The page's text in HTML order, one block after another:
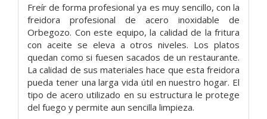
Freír de forma profesional ya es muy sencillo, con la
freidora profesional de acero inoxidable de
Orbegozo. Con este equipo, la calidad de la fritura
con aceite se eleva a otros niveles. Los platos
quedan como si fuesen sacados de un restaurante.
La calidad de sus materiales hace que esta freidora
pueda tener una larga vida útil en nuestro hogar. El
tipo de acero utilizado en su estructura le protege
del fuego y permite aun sencilla limpieza.